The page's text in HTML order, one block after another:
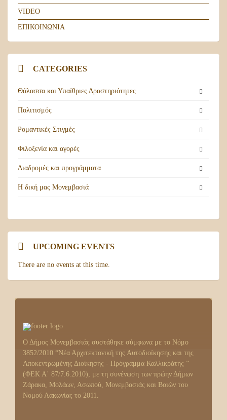
VIDEO
ΕΠΙΚΟΙΝΩΝΙΑ
CATEGORIES
Θάλασσα και Υπαίθριες Δραστηριότητες
Πολιτισμός
Ρομαντικές Στιγμές
Φιλοξενία και αγορές
Διαδρομές και προγράμματα
Η δική μας Μονεμβασιά
UPCOMING EVENTS
There are no events at this time.
Ο Δήμος Μονεμβασιάς συστάθηκε σύμφωνα με το Νόμο
3852/2010 “Νέα Αρχιτεκτονική της Αυτοδιοίκησης και της
Αποκεντρωμένης Διοίκησης - Πρόγραμμα Καλλικράτης ”
(ΦΕΚ Α΄ 87/7.6.2010), με τη συνένωση των πρώην Δήμων
Ζάρακα, Μολάων, Ασωπού, Μονεμβασιάς και Βοιών του
Νομού Λακωνίας το 2011.